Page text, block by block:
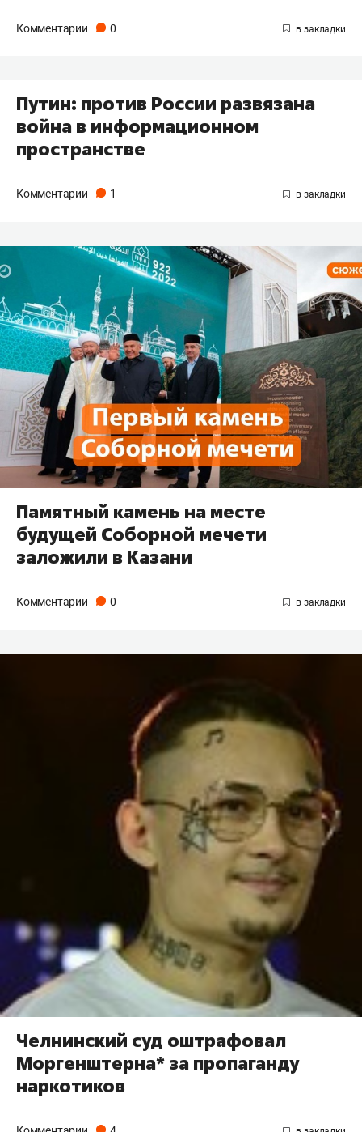
Комментарии 0
Путин: против России развязана
война в информационном
пространстве
Комментарии 1
Памятный камень на месте
будущей Соборной мечети
заложили в Казани
Комментарии 0
Челнинский суд оштрафовал
Моргенштерна* за пропаганду
наркотиков